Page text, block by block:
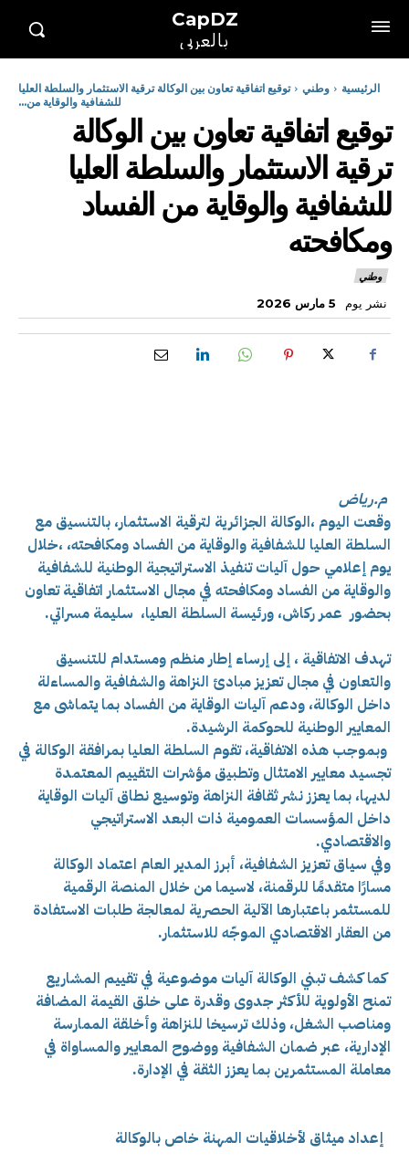
CapDZ
بالعربي
الرئيسية وطني
توقيع اتفاقية تعاون بين الوكالة ترقية الاستثمار والسلطة العليا
للشفافية والوقاية من...
توقيع اتفاقية تعاون بين الوكالة
ترقية الاستثمار والسلطة العليا
للشفافية والوقاية من الفساد
ومكافحته
وطني
نشر يوم 5 مارس 2026
م.رياض
وقعت اليوم ،الوكالة الجزائرية لترقية الاستثمار، بالتنسيق مع
السلطة العليا للشفافية والوقاية من الفساد ومكافحته، ،خلال
يوم إعلامي حول آليات تنفيذ الاستراتيجية الوطنية للشفافية
والوقاية من الفساد ومكافحته في مجال الاستثمار اتفاقية تعاون
بحضور عمر ركاش، ورئيسة السلطة العليا، سليمة مسراتي.
تهدف الاتفاقية ، إلى إرساء إطار منظم ومستدام للتنسيق
والتعاون في مجال تعزيز مبادئ النزاهة والشفافية والمساءلة
داخل الوكالة، ودعم آليات الوقاية من الفساد بما يتماشى مع
المعايير الوطنية للحوكمة الرشيدة.
وبموجب هذه الاتفاقية، تقوم السلطة العليا بمرافقة الوكالة في
تجسيد معايير الامتثال وتطبيق مؤشرات التقييم المعتمدة
لديها، بما يعزز نشر ثقافة النزاهة وتوسيع نطاق آليات الوقاية
داخل المؤسسات العمومية ذات البعد الاستراتيجي
والاقتصادي.
وفي سياق تعزيز الشفافية، أبرز المدير العام اعتماد الوكالة
مسارًا متقدمًا للرقمنة، لاسيما من خلال المنصة الرقمية
للمستثمر باعتبارها الآلية الحصرية لمعالجة طلبات الاستفادة
من العقار الاقتصادي الموجّه للاستثمار.
كما كشف تبني الوكالة آليات موضوعية في تقييم المشاريع
تمنح الأولوية للأكثر جدوى وقدرة على خلق القيمة المضافة
ومناصب الشغل، وذلك ترسيخا للنزاهة وأخلقة الممارسة
الإدارية، عبر ضمان الشفافية ووضوح المعايير والمساواة في
معاملة المستثمرين بما يعزز الثقة في الإدارة.
إعداد ميثاق لأخلاقيات المهنة خاص بالوكالة